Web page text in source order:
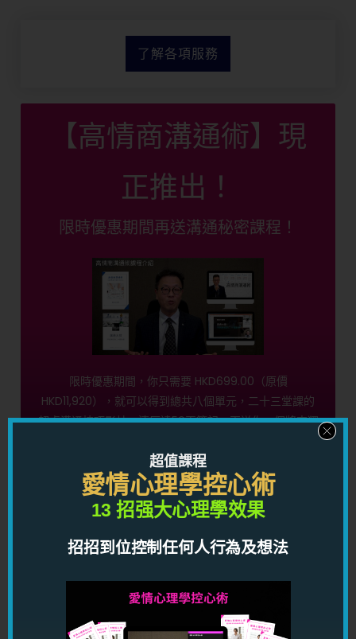
了解各項服務
【高情商溝通術】現
正推出！
限時優惠期間再送溝通秘密課程！
限時優惠期間，你只需要 HKD699.00（原價
HKD11,920），就可以得到總共八個單元，二十三堂課的
超卓溝通技巧影片，連厚達59頁筆記，再送你一個將來獨
力，到處都受人歡迎化解伴侶及同事間的矛盾，讓你得桃
花，得人緣，得貴人，得運氣！
按此馬上了解
愛情心理學控心術限時優惠！
超值課程
愛情心理學控心術
13 招强大心理學效果
招招到位控制任何人行為及想法